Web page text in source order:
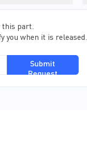
this part.
you when it is released.
Submit
Request